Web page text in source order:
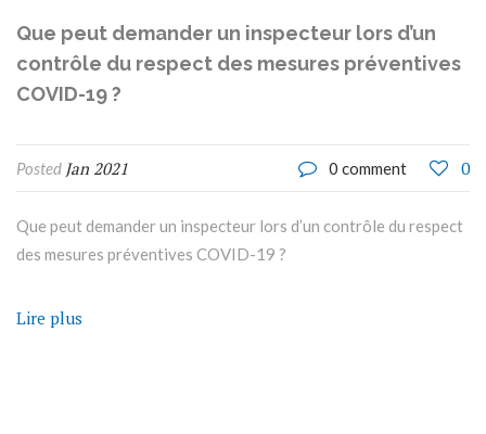
Que peut demander un inspecteur lors d’un
contrôle du respect des mesures préventives
COVID-19 ?
Posted Jan 2021 0 comment 0
Que peut demander un inspecteur lors d’un contrôle du respect
des mesures préventives COVID-19 ?
Lire plus